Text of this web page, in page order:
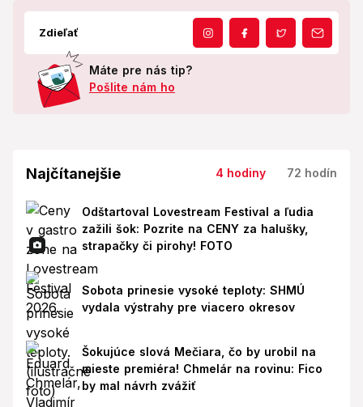
Zdieľať
Máte pre nás tip?
Pošlite nám ho
Najčítanejšie 4 hodiny 72 hodín
Odštartoval Lovestream Festival a ľudia
zažili šok: Pozrite na CENY za halušky,
strapačky či pirohy! FOTO
Sobota prinesie vysoké teploty: SHMÚ
vydala výstrahy pre viacero okresov
Šokujúce slová Mečiara, čo by urobil na
mieste premiéra! Chmelár na rovinu: Fico
by mal návrh zvážiť